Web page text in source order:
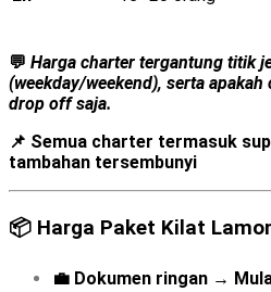
💬 Harga charter tergantung titik
(weekday/weekend), serta
drop off saja.
📌 Semua charter termasuk
tambahan tersembunyi
📦 Harga Paket Kilat
💼 Dokumen ringan →